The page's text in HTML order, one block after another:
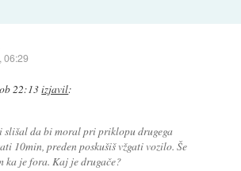
06:29
22:13izjavil:
slišal da bi moral pri priklopu drugega
10min, preden poskušiš vžgati vozilo. Še
ka je fora. Kaj je drugače?